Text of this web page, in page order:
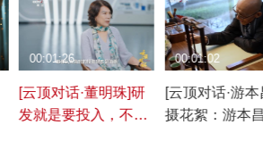
[云顶对话·董明珠]研
发就是要投入，不烧
00:01:26
[云顶对话·游本
摄花絮：游本
00:01:02